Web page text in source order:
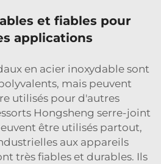
et fiables pour
applications
en acier inoxydable sont
mais peuvent
utilisés pour d'autres
Hongsheng serre-joint
être utilisés partout,
aux appareils
très fiables et durables. Ils